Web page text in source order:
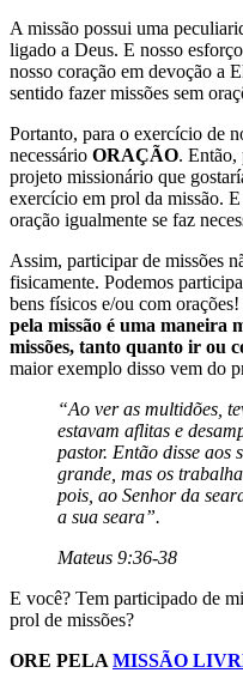
A missão possui uma
ligado a Deus. E nosso
nosso coração em devoção a
sentido fazer missões sem
Portanto, para o exercício de
necessário ORAÇÃO. Então,
projeto missionário que
exercício em prol da missão.
oração igualmente se faz
Assim, participar de missões
fisicamente. Podemos
bens físicos e/ou com orações!
pela missão é uma
missões, tanto quanto ir ou
maior exemplo disso vem do
“Ao ver as multidões,
estavam aflitas e
pastor. Então disse aos
grande, mas os
pois, ao Senhor da
a sua seara”.
Mateus 9:36-38
E você? Tem participado de
prol de missões?
ORE PELAMISSÃO